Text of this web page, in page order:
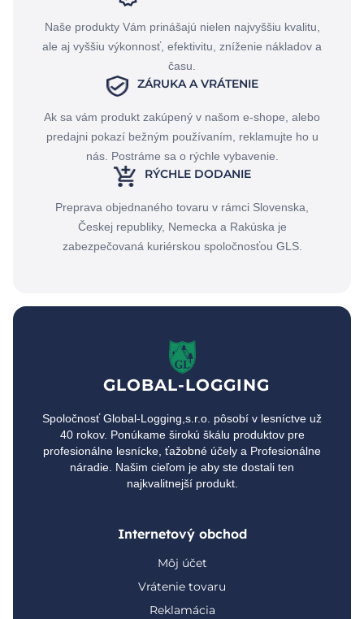
Naše produkty Vám prinášajú nielen najvyššiu kvalitu,
ale aj vyššiu výkonnosť, efektivitu, zníženie nákladov a
času.
ZÁRUKA A VRÁTENIE
Ak sa vám produkt zakúpený v našom e-shope, alebo
predajni pokazí bežným používaním, reklamujte ho u
nás. Postráme sa o rýchle vybavenie.
RÝCHLE DODANIE
Preprava objednaného tovaru v rámci Slovenska,
Českej republiky, Nemecka a Rakúska je
zabezpečovaná kuriérskou spoločnosťou GLS.
GLOBAL-LOGGING
Spoločnosť Global-Logging,s.r.o. pôsobí v lesníctve už
40 rokov. Ponúkame širokú škálu produktov pre
profesionálne lesnícke, ťažobné účely a Profesionálne
náradie. Našim cieľom je aby ste dostali ten
najkvalitnejší produkt.
Internetový obchod
Môj účet
Vrátenie tovaru
Reklamácia